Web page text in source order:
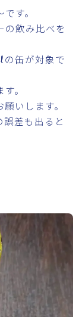
す。
の飲み比べを
の缶が対象で
。
いします。
差も出ると